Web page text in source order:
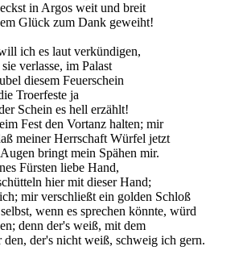
in Argos weit und breit
Glück zum Dank geweiht!
ich es laut verkündigen,
verlasse, im Palast
diesem Feuerschein
Troerfeste ja
Schein es hell erzählt!
Fest den Vortanz halten; mir
meiner Herrschaft Würfel jetzt
bringt mein Spähen mir.
Fürsten liebe Hand,
hier mit dieser Hand;
mir verschließt ein golden Schloß
wenn es sprechen könnte, würd
denn der's weiß, mit dem
der's nicht weiß, schweig ich gern.